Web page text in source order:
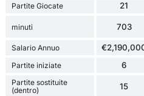
Partite Giocate
21
minuti 703
Salario Annuo
Partite iniziate 6
Partite sostituite
(dentro)
15